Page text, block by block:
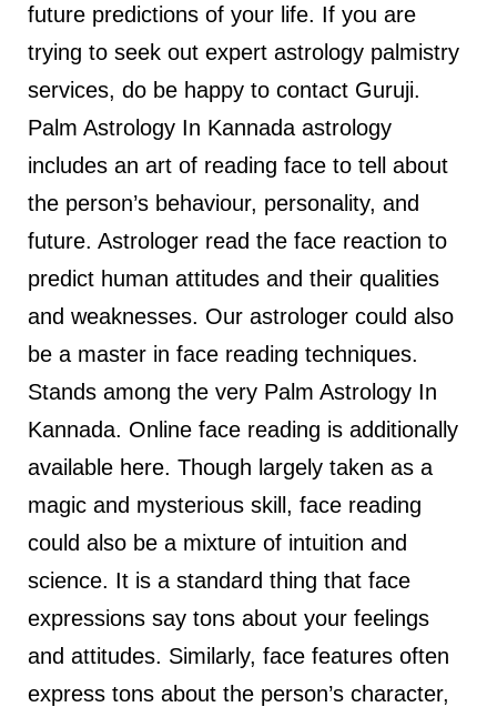
future predictions of your life. If you are
trying to seek out expert astrology palmistry
services, do be happy to contact Guruji.
Palm Astrology In Kannada astrology
includes an art of reading face to tell about
the person’s behaviour, personality, and
future. Astrologer read the face reaction to
predict human attitudes and their qualities
and weaknesses. Our astrologer could also
be a master in face reading techniques.
Stands among the very Palm Astrology In
Kannada. Online face reading is additionally
available here. Though largely taken as a
magic and mysterious skill, face reading
could also be a mixture of intuition and
science. It is a standard thing that face
expressions say tons about your feelings
and attitudes. Similarly, face features often
express tons about the person’s character,